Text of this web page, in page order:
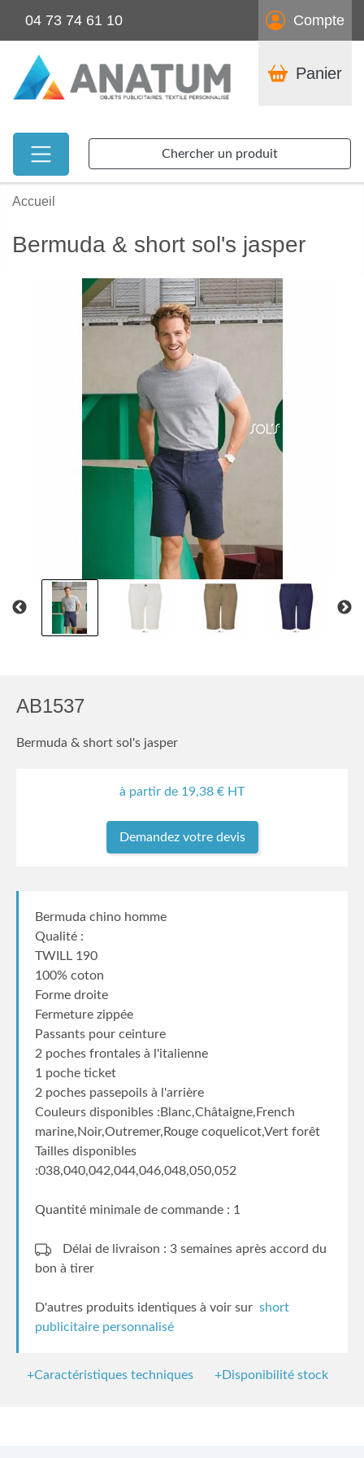
04 73 74 61 10 Compte
Panier
Chercher un produit
Accueil
Bermuda & short sol's jasper
AB1537
Bermuda & short sol's jasper
à partir de 19,38 € HT
Demandez votre devis
Bermuda chino homme
Qualité :
TWILL 190
100% coton
Forme droite
Fermeture zippée
Passants pour ceinture
2 poches frontales à l'italienne
1 poche ticket
2 poches passepoils à l'arrière
Couleurs disponibles :Blanc,Châtaigne,French
marine,Noir,Outremer,Rouge coquelicot,Vert forêt
Tailles disponibles
:038,040,042,044,046,048,050,052
Quantité minimale de commande : 1
Délai de livraison : 3 semaines après accord du
bon à tirer
D'autres produits identiques à voir sur short
publicitaire personnalisé
+Caractéristiques techniques +Disponibilité stock